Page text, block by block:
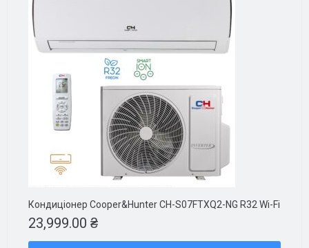
Кондиціонер Cooper&Hunter CH-S07FTXQ2-NG R32 Wi-Fi
23,999.00 ₴